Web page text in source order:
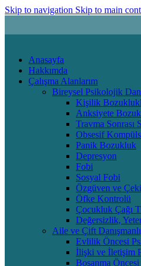
Skip to navigation Skip to main
Anasayfa
Hakkımda
Çalışma Alanlarım
Bireysel Psikolojik
Kişilik
Anksiyete
Travma Sonrası
Obsesif
Panik Bozukluk
Depresyon
Fobi
Sosyal Fobi
Özgüven ve
Öfke Kontrolü
Çocukluk Çağı
Değersizlik,
Aile ve Çift
Evlilik Öncesi
İlişki ve İletişim
Boşanma